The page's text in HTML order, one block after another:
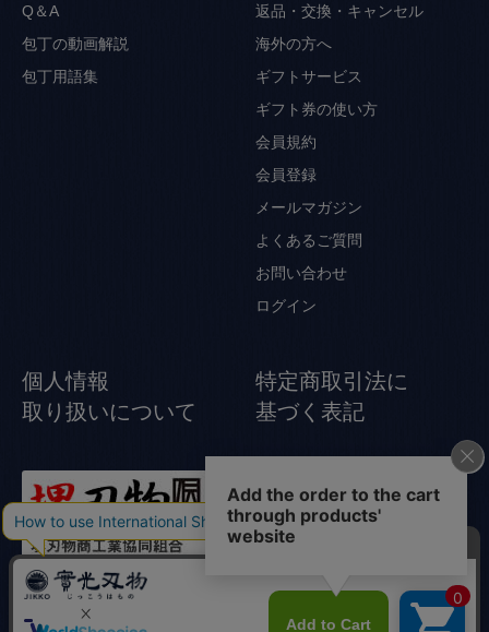
Q＆A
包丁の動画解説
包丁用語集
返品・交換・キャンセル
海外の方へ
ギフトサービス
ギフト券の使い方
会員規約
会員登録
メールマガジン
よくあるご質問
お問い合わせ
ログイン
個人情報
取り扱いについて
特定商取引法に
基づく表記
© Jikko Japanese knife All rights reserved.